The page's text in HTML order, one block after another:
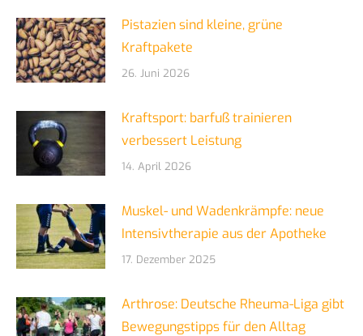
Pistazien sind kleine, grüne
Kraftpakete
26. Juni 2026
Kraftsport: barfuß trainieren
verbessert Leistung
14. April 2026
Muskel- und Wadenkrämpfe: neue
Intensivtherapie aus der Apotheke
17. Dezember 2025
Arthrose: Deutsche Rheuma-Liga gibt
Bewegungstipps für den Alltag